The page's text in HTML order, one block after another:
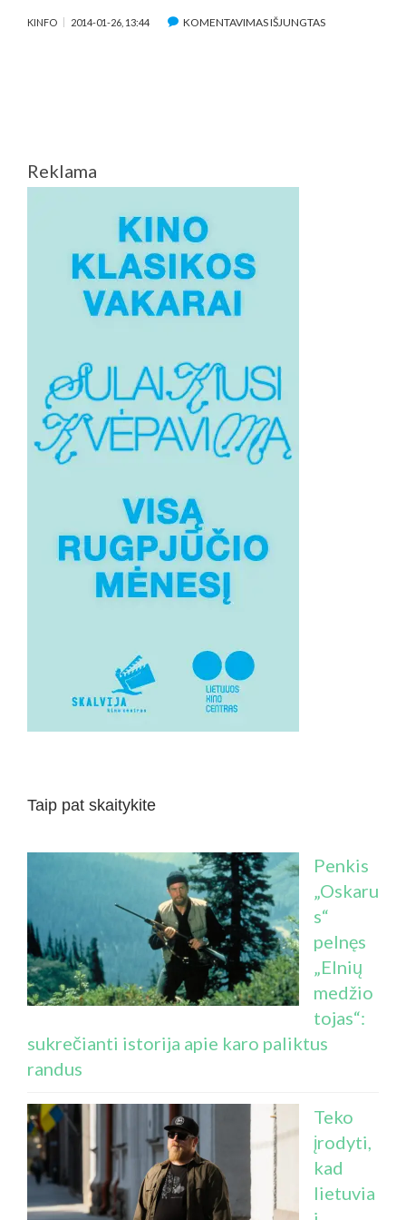
KINFO 2014-01-26, 13:44 KOMENTAVIMAS IŠJUNGTASĮRAŠE
Reklama
Taip pat skaitykite
Penkis
„Oskaru
s“
pelnęs
„Elnių
medžio
tojas“:
sukrečianti istorija apie karo paliktus
randus
Teko
įrodyti,
kad
lietuvia